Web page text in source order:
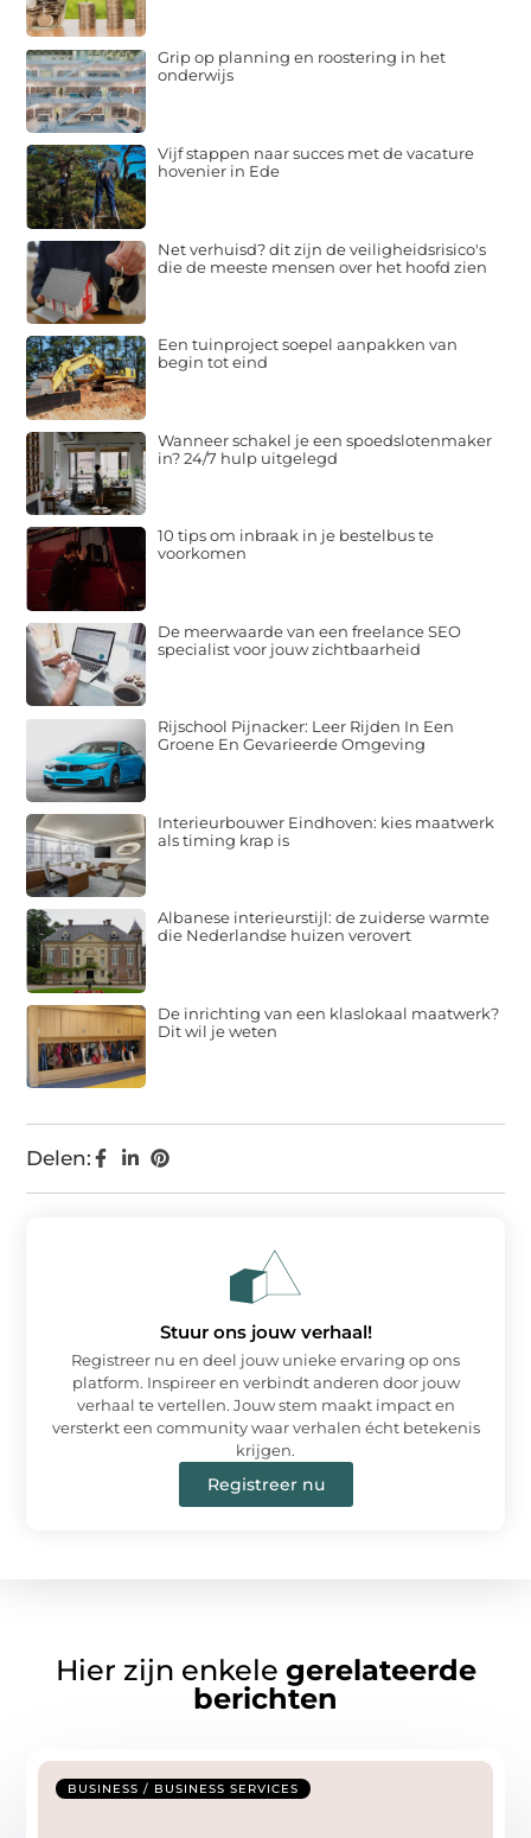
Delen:
Grip op planning en roostering in het
onderwijs
Vijf stappen naar succes met de vacature
hovenier in Ede
Net verhuisd? dit zijn de veiligheidsrisico's
die de meeste mensen over het hoofd zien
Een tuinproject soepel aanpakken van
begin tot eind
Wanneer schakel je een spoedslotenmaker
in? 24/7 hulp uitgelegd
10 tips om inbraak in je bestelbus te
voorkomen
De meerwaarde van een freelance SEO
specialist voor jouw zichtbaarheid
Rijschool Pijnacker: Leer Rijden In Een
Groene En Gevarieerde Omgeving
Interieurbouwer Eindhoven: kies maatwerk
als timing krap is
Albanese interieurstijl: de zuiderse warmte
die Nederlandse huizen verovert
De inrichting van een klaslokaal maatwerk?
Dit wil je weten
Stuur ons jouw verhaal!
Registreer nu en deel jouw unieke ervaring op ons
platform. Inspireer en verbindt anderen door jouw
verhaal te vertellen. Jouw stem maakt impact en
versterkt een community waar verhalen écht betekenis
krijgen.
Registreer nu
Hier zijn enkele gerelateerde
berichten
BUSINESS / BUSINESS SERVICES